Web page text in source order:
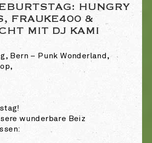
HUNGRY
FRAUKE400 &
MIT DJ KAMI
Bern – Punk Wonderland,
wunderbare Beiz